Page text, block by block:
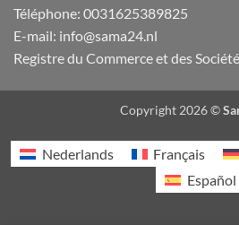
Téléphone: 0031625389825
E-mail: info@sama24.nl
Registre du Commerce et des
Copyright 2026 ©
Nederlands Français
Español